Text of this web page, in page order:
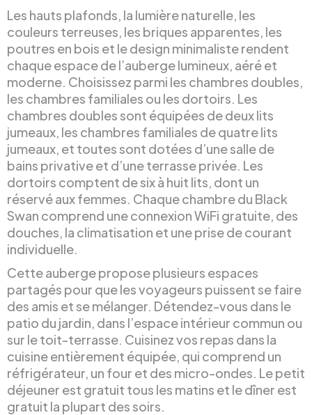
Les hauts plafonds, la lumière naturelle, les
couleurs terreuses, les briques apparentes, les
poutres en bois et le design minimaliste rendent
chaque espace de l’auberge lumineux, aéré et
moderne. Choisissez parmi les chambres doubles,
les chambres familiales ou les dortoirs. Les
chambres doubles sont équipées de deux lits
jumeaux, les chambres familiales de quatre lits
jumeaux, et toutes sont dotées d’une salle de
bains privative et d’une terrasse privée. Les
dortoirs comptent de six à huit lits, dont un
réservé aux femmes. Chaque chambre du Black
Swan comprend une connexion WiFi gratuite, des
douches, la climatisation et une prise de courant
individuelle.
Cette auberge propose plusieurs espaces
partagés pour que les voyageurs puissent se faire
des amis et se mélanger. Détendez-vous dans le
patio du jardin, dans l’espace intérieur commun ou
sur le toit-terrasse. Cuisinez vos repas dans la
cuisine entièrement équipée, qui comprend un
réfrigérateur, un four et des micro-ondes. Le petit
déjeuner est gratuit tous les matins et le dîner est
gratuit la plupart des soirs.